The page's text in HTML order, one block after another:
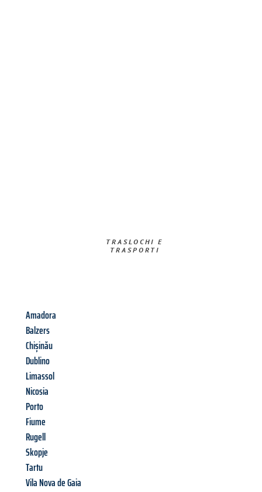
TRASLOCHI E
TRASPORTI​
Amadora
Balzers
Chișinău
Dublino
Limassol
Nicosia
Porto
Fiume
Rugell
Skopje
Tartu
Vila Nova de Gaia